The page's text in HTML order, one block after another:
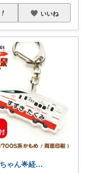
いいね
納税ちゃん🌟経由購入★